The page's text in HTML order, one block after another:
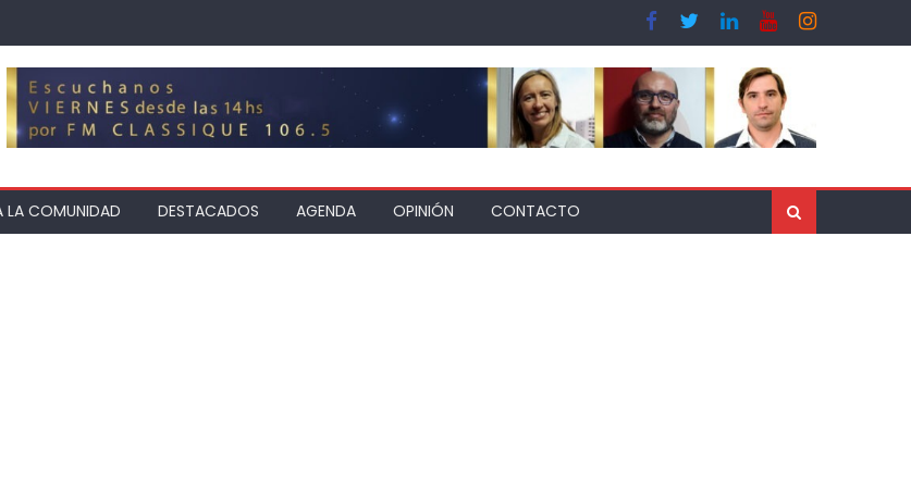
LA COMUNIDAD DESTACADOS AGENDA OPINIÓN CONTACTO